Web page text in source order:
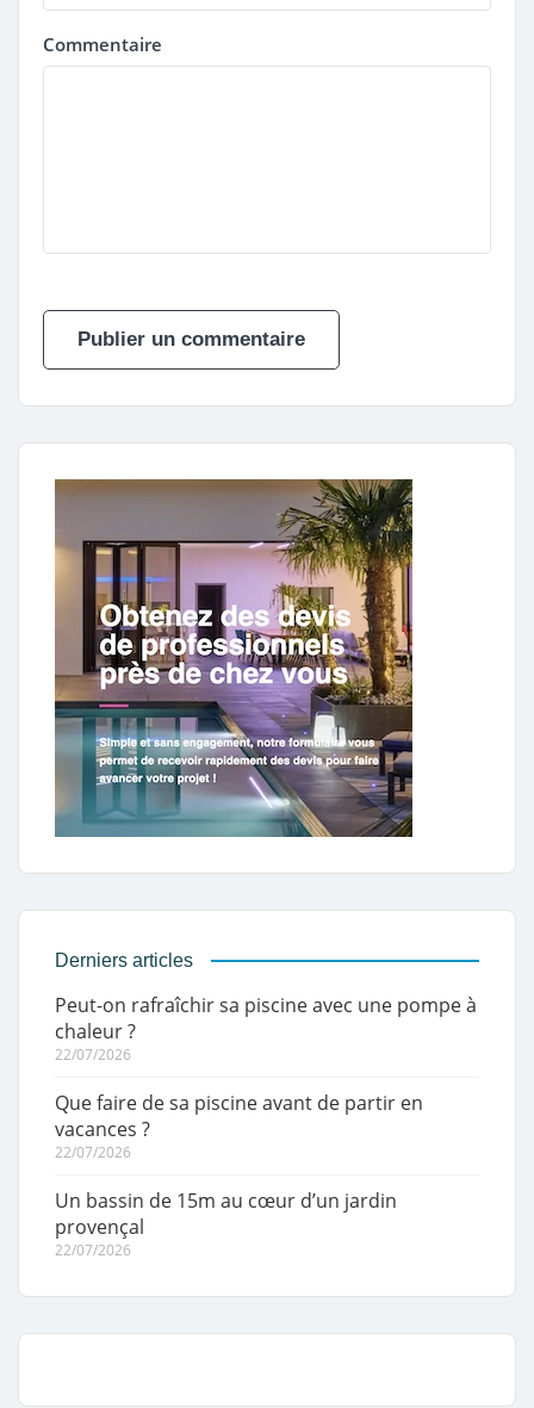
Commentaire
Derniers articles
Peut-on rafraîchir sa piscine avec une pompe à
chaleur ?
22/07/2026
Que faire de sa piscine avant de partir en
vacances ?
22/07/2026
Un bassin de 15m au cœur d’un jardin
provençal
22/07/2026